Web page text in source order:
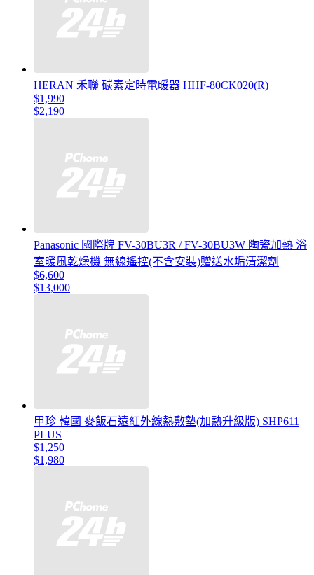
HERAN 禾聯 碳素定時電暖器 HHF-80CK020(R)
$1,990
$2,190
Panasonic 國際牌 FV-30BU3R / FV-30BU3W 陶瓷加熱 浴
室暖風乾燥機 無線遙控(不含安裝)贈送水垢清潔劑
$6,600
$13,000
甲珍 韓國 麥飯石遠紅外線熱敷墊(加熱升級版) SHP611
PLUS
$1,250
$1,980